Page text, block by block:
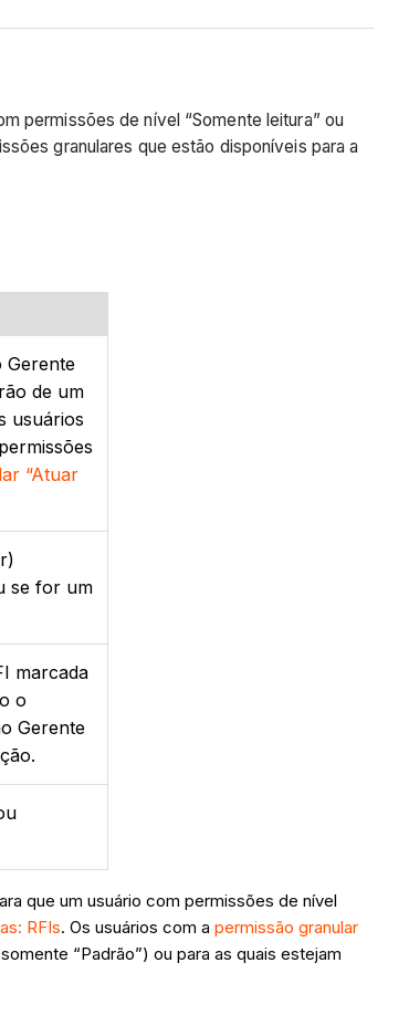
permissões de nível “Somente leitura” ou
granulares que estão disponíveis para a
Gerente
de um
usuários
“Atuar
se for um
marcada
o
Gerente
que um usuário com permissões de nível
RFIs. Os usuários com apermissão granular
“Padrão”) ou para as quais estejam